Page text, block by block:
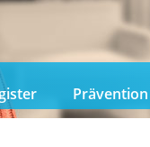
Prävention